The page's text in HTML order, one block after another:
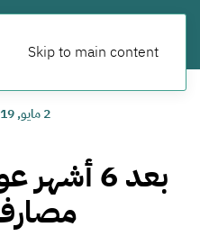
Skip to main content
2 مايو, 2019
بعد 6